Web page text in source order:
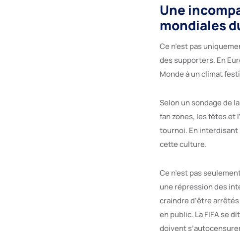
Une
mondiales
Ce n’est pas
des supporters. En
Monde à un climat
Selon un sondage de
fan zones, les fêtes et
tournoi. En interdisant
cette culture.
Ce n’est pas
une répression des
craindre d’être
en public. La FIFA se
doivent